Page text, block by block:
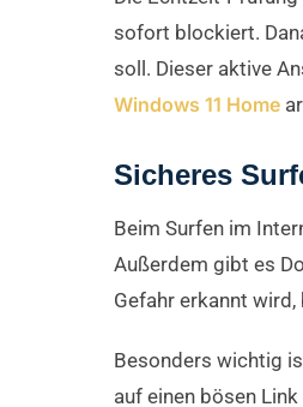
sofort blockiert.
soll. Dieser aktive
Windows 11 Home
Sicheres
Beim Surfen im
Außerdem gibt es
Gefahr erkannt
Besonders wichtig
auf einen bösen